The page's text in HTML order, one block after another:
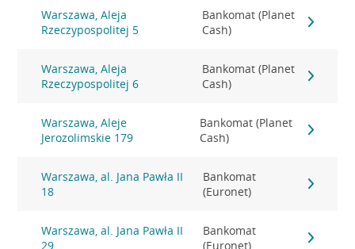
Warszawa, Aleja
Rzeczypospolitej 5
Bankomat (Planet
Cash)
Warszawa, Aleja
Rzeczypospolitej 6
Bankomat (Planet
Cash)
Warszawa, Aleje
Jerozolimskie 179
Bankomat (Planet
Cash)
Warszawa, al. Jana Pawła II
18
Bankomat
(Euronet)
Warszawa, al. Jana Pawła II
29
Bankomat
(Euronet)